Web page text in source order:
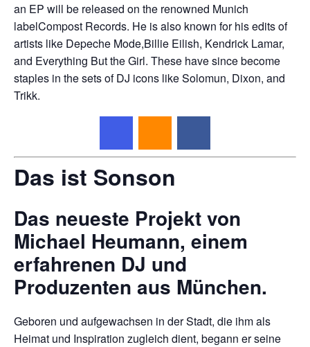
an EP will be released on the renowned Munich
labelCompost Records. He is also known for his edits of
artists like Depeche Mode,Billie Eilish, Kendrick Lamar,
and Everything But the Girl. These have since become
staples in the sets of DJ icons like Solomun, Dixon, and
Trikk.
Das ist Sonson
Das neueste Projekt von
Michael Heumann, einem
erfahrenen DJ und
Produzenten aus München.
Geboren und aufgewachsen in der Stadt, die ihm als
Heimat und Inspiration zugleich dient, begann er seine